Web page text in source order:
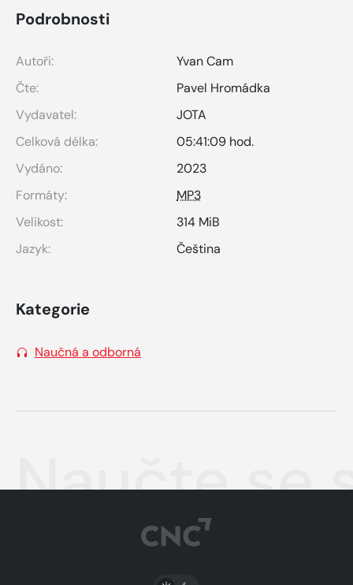
Podrobnosti
Autoři:
Yvan Cam
Čte:
Pavel Hromádka
Vydavatel:
JOTA
Celková délka:
05:41:09 hod.
Vydáno:
2023
Formáty:
MP3
Velikost:
314 MiB
Jazyk:
Čeština
Kategorie
Naučná a odborná
Naučte se
PŘEPNOUT SVĚTLÝ/TMAVÝ REŽIM